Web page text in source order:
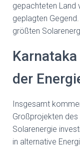
gepachteten Land
geplagten
größten
der
Insgesamt
Großprojekten des
Solarenergie
in alternative